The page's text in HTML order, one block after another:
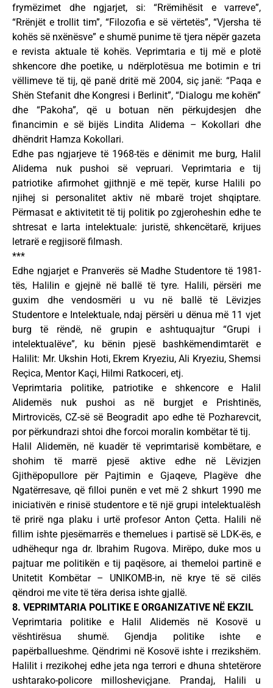
frymëzimet dhe ngjarjet, si: “Rrëmihësit e varreve”,
“Rrënjët e trollit tim”, “Filozofia e së vërtetës”, “Vjersha të
kohës së nxënësve” e shumë punime të tjera nëpër gazeta
e revista aktuale të kohës. Veprimtaria e tij më e plotë
shkencore dhe poetike, u ndërplotësua me botimin e tri
vëllimeve të tij, që panë dritë më 2004, siç janë: “Paqa e
Shën Stefanit dhe Kongresi i Berlinit”, “Dialogu me kohën”
dhe “Pakoha”, që u botuan nën përkujdesjen dhe
financimin e së bijës Lindita Alidema – Kokollari dhe
dhëndrit Hamza Kokollari.
Edhe pas ngjarjeve të 1968-tës e dënimit me burg, Halil
Alidema nuk pushoi së vepruari. Veprimtaria e tij
patriotike afirmohet gjithnjë e më tepër, kurse Halili po
njihej si personalitet aktiv në mbarë trojet shqiptare.
Përmasat e aktivitetit të tij politik po zgjeroheshin edhe te
shtresat e larta intelektuale: juristë, shkencëtarë, krijues
letrarë e regjisorë filmash.
***
Edhe ngjarjet e Pranverës së Madhe Studentore të 1981-
tës, Halilin e gjejnë në ballë të tyre. Halili, përsëri me
guxim dhe vendosmëri u vu në ballë të Lëvizjes
Studentore e Intelektuale, ndaj përsëri u dënua më 11 vjet
burg të rëndë, në grupin e ashtuquajtur “Grupi i
intelektualëve”, ku bënin pjesë bashkëmendimtarët e
Halilit: Mr. Ukshin Hoti, Ekrem Kryeziu, Ali Kryeziu, Shemsi
Reçica, Mentor Kaçi, Hilmi Ratkoceri, etj.
Veprimtaria politike, patriotike e shkencore e Halil
Alidemës nuk pushoi as në burgjet e Prishtinës,
Mirtrovicës, CZ-së së Beogradit apo edhe të Pozharevcit,
por përkundrazi shtoi dhe forcoi moralin kombëtar të tij.
Halil Alidemën, në kuadër të veprimtarisë kombëtare, e
shohim të marrë pjesë aktive edhe në Lëvizjen
Gjithëpopullore për Pajtimin e Gjaqeve, Plagëve dhe
Ngatërresave, që filloi punën e vet më 2 shkurt 1990 me
iniciativën e rinisë studentore e të një grupi intelektualësh
të prirë nga plaku i urtë profesor Anton Çetta. Halili në
fillim ishte pjesëmarrës e themelues i partisë së LDK-ës, e
udhëhequr nga dr. Ibrahim Rugova. Mirëpo, duke mos u
pajtuar me politikën e tij paqësore, ai themeloi partinë e
Unitetit Kombëtar – UNIKOMB-in, në krye të së cilës
qëndroi me vite të tëra derisa ishte gjallë.
8. VEPRIMTARIA POLITIKE E ORGANIZATIVE NË EKZIL
Veprimtaria politike e Halil Alidemës në Kosovë u
vështirësua shumë. Gjendja politike ishte e
papërballueshme. Qëndrimi në Kosovë ishte i rrezikshëm.
Halilit i rrezikohej edhe jeta nga terrori e dhuna shtetërore
ushtarako-policore millosheviçjane. Prandaj, Halili u